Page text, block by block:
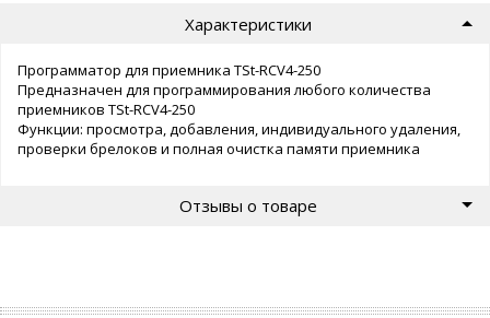
Характеристики
Программатор для приемника TSt-RCV4-250
Предназначен для программирования любого количества
приемников TSt-RCV4-250
Функции: просмотра, добавления, индивидуального удаления,
проверки брелоков и полная очистка памяти приемника
Отзывы о товаре